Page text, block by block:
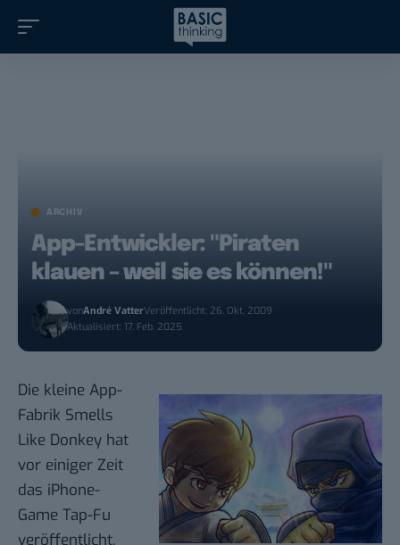
ARCHIV
App-Entwickler: "Piraten
klauen – weil sie es können!"
vonAndré VatterVeröffentlicht: 26. Okt. 2009
Aktualisiert: 17. Feb. 2025
Die kleine App-
Fabrik Smells
Like Donkey hat
vor einiger Zeit
das iPhone-
Game Tap-Fu
veröffentlicht,